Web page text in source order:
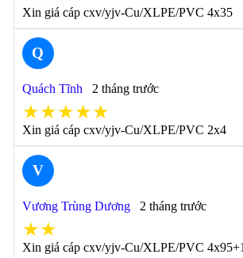
Xin giá cáp cxv/yjv-Cu/XLPE/PVC 4x35
Q
Quách Tĩnh 2 tháng trước
★★★★★
Xin giá cáp cxv/yjv-Cu/XLPE/PVC 2x4
V
Vương Trùng Dương 2 tháng trước
★★
Xin giá cáp cxv/yjv-Cu/XLPE/PVC